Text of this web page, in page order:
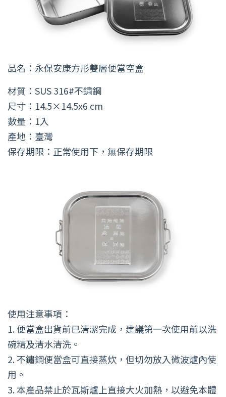
品名：永保安康方形雙層便當空盒
材質：SUS 316#不鏽鋼
尺寸：14.5×14.5x6 cm
數量：1入
產地：臺灣
保存期限：正常使用下，無保存期限
使用注意事項：
1. 便當盒出貨前已清潔完成，建議第一次使用前以洗
碗精及清水清洗。
2. 不鏽鋼便當盒可直接蒸炊，但切勿放入微波爐內使
用。
3. 本產品禁止於瓦斯爐上直接大火加熱，以避免本體